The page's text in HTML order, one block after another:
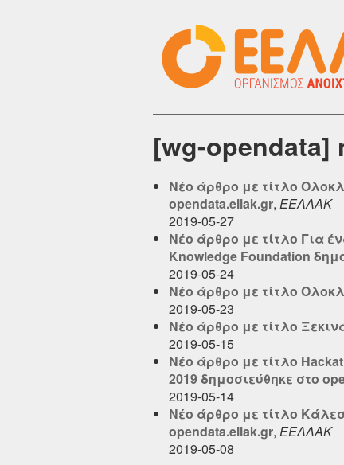
[wg-
Νέο άρθρο με τίτλο
opendata.ellak.gr, ΕΕΛΛΑΚ
2019-05-27
Νέο άρθρο με τίτλο Για
Knowledge Foundation
2019-05-24
Νέο άρθρο με τίτλο
2019-05-23
Νέο άρθρο με τίτλο
2019-05-15
Νέο άρθρο με τίτλο
2019 δημοσιεύθηκε στο
2019-05-14
Νέο άρθρο με τίτλο
opendata.ellak.gr, ΕΕΛΛΑΚ
2019-05-08